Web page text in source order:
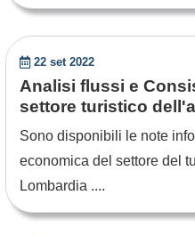
22 set 2022
Analisi flussi e
settore turistico
Sono disponibili le note
economica del settore del
Lombardia ....